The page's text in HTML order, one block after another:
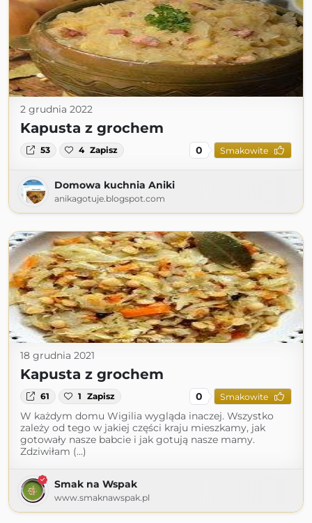
2 grudnia 2022
Kapusta z grochem
53 4 Zapisz 0 Smakowite
Domowa kuchnia Aniki
anikagotuje.blogspot.com
18 grudnia 2021
Kapusta z grochem
61 1 Zapisz 0 Smakowite
W każdym domu Wigilia wygląda inaczej. Wszystko
zależy od tego w jakiej części kraju mieszkamy, jak
gotowały nasze babcie i jak gotują nasze mamy.
Zdziwiłam (...)
Smak na Wspak
www.smaknawspak.pl